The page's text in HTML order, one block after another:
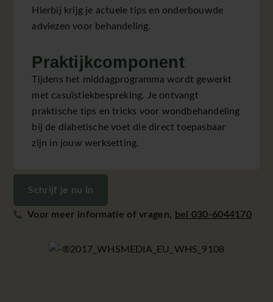
Hierbij krijg je actuele tips en onderbouwde
adviezen voor behandeling.
Praktijkcomponent
Tijdens het middagprogramma wordt gewerkt
met casuïstiekbespreking. Je ontvangt
praktische tips en tricks voor wondbehandeling
bij de diabetische voet die direct toepasbaar
zijn in jouw werksetting.
Schrijf je nu in
Voor meer informatie of vragen, bel 030-6044170